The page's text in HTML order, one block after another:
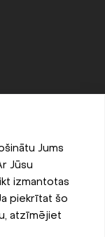
Jums
Jūsu
izmantotas
piekrītat šo
atzīmējiet